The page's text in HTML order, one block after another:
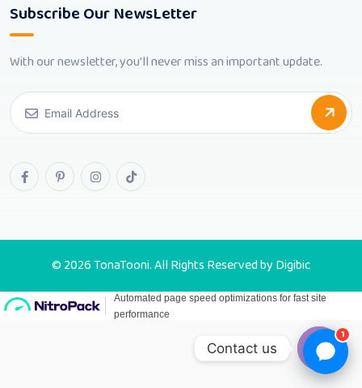
Subscribe Our NewsLetter
With our newsletter, you'll never miss an important update.
© 2026 TonaTooni. All Rights Reserved by Digibic
1
Contact us
Open